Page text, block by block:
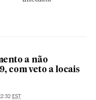
a não
com veto a locais
EST